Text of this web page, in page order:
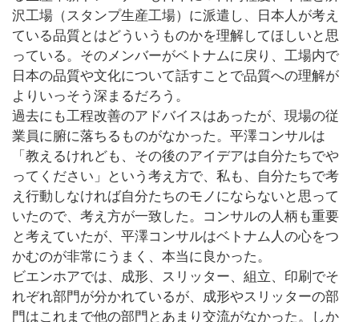
沢工場（スタンプ生産工場）に派遣し、日本人が考え
ている品質とはどういうものかを理解してほしいと思
っている。そのメンバーがベトナムに戻り、工場内で
日本の品質や文化について話すことで品質への理解が
よりいっそう深まるだろう。
過去にも工程改善のアドバイスはあったが、現場の従
業員に腑に落ちるものがなかった。平澤コンサルは
「教えるけれども、その後のアイデアは自分たちでや
ってください」という考え方で、私も、自分たちで考
え行動しなければ自分たちのモノにならないと思って
いたので、考え方が一致した。コンサルの人柄も重要
と考えていたが、平澤コンサルはベトナム人の心をつ
かむのが非常にうまく、本当に良かった。
ビエンホアでは、成形、スリッター、組立、印刷でそ
れぞれ部門が分かれているが、成形やスリッターの部
門はこれまで他の部門とあまり交流がなかった。しか